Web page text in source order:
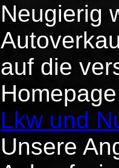
Neugierig
auf die
Lkw und
Unsere